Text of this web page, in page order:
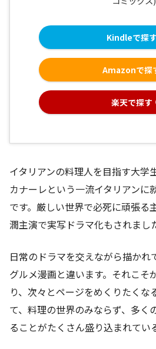
Kindleで探す
Amazonで探
楽天で探す
イタリアンの料理人を目指す大学
カナーレという一流イタリアンに
です。厳しい世界で必死に頑張る
潤主演で実写ドラマ化もされまし
日常のドラマを交えながら描かれ
グルメ漫画と違います。それこそ
り、次々とページをめくりたくな
て、料理の世界のみならず、多く
ることがたくさん盛り込まれてい